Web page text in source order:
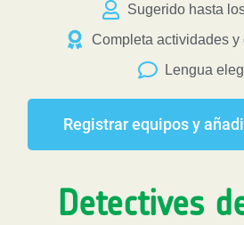
Sugerido hasta
Completa actividades
Lengua
Registrar equipos y
Detectives